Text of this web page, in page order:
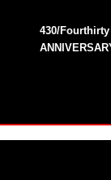
430/